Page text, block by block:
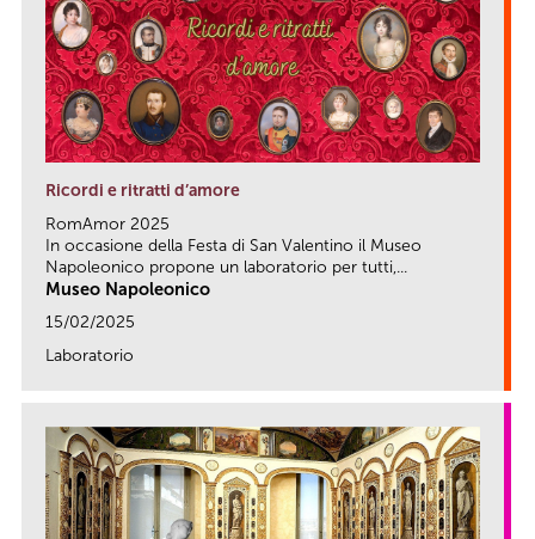
Ricordi e ritratti d’amore
RomAmor 2025
In occasione della Festa di San Valentino il Museo
Napoleonico propone un laboratorio per tutti,...
Museo Napoleonico
15/02/2025
Laboratorio